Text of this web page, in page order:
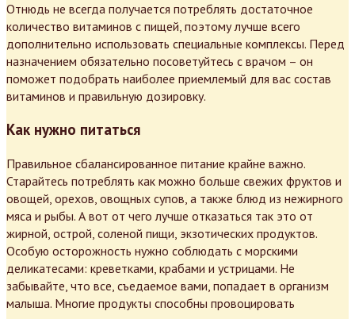
Отнюдь не всегда получается потреблять достаточное
количество витаминов с пищей, поэтому лучше всего
дополнительно использовать специальные комплексы. Перед
назначением обязательно посоветуйтесь с врачом – он
поможет подобрать наиболее приемлемый для вас состав
витаминов и правильную дозировку.
Как нужно питаться
Правильное сбалансированное питание крайне важно.
Старайтесь потреблять как можно больше свежих фруктов и
овощей, орехов, овощных супов, а также блюд из нежирного
мяса и рыбы. А вот от чего лучше отказаться так это от
жирной, острой, соленой пищи, экзотических продуктов.
Особую осторожность нужно соблюдать с морскими
деликатесами: креветками, крабами и устрицами. Не
забывайте, что все, съедаемое вами, попадает в организм
малыша. Многие продукты способны провоцировать